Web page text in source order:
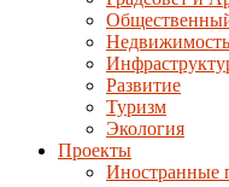
Недвижимость
Развитие
Туризм
Экология
Проекты
Иностранные